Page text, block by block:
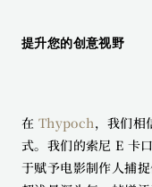
提升您的创意视野
在 Thypoch，我们相
式。我们的索尼 E 卡
于赋予电影制作人捕